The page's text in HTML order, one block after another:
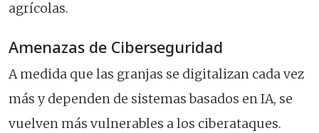
agrícolas.
Amenazas de Ciberseguridad
A medida que las granjas se digitalizan cada vez
más y dependen de sistemas basados en IA, se
vuelven más vulnerables a los ciberataques.